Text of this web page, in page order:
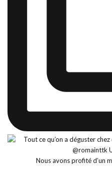
Nous avons profité d’un